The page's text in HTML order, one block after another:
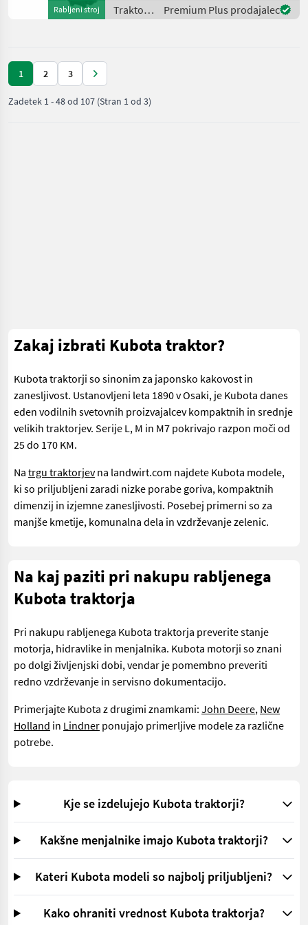
Rabljeni stroj
Diesel Moto
Traktor /
Kubota
Premium Plus prodajalec
1 2 3
Zadetek 1-48od 107 (Stran 1 od 3)
Zakaj izbrati Kubota traktor?
Kubota traktorji so sinonim za japonsko kakovost in
zanesljivost. Ustanovljeni leta 1890 v Osaki, je Kubota danes
eden vodilnih svetovnih proizvajalcev kompaktnih in srednje
velikih traktorjev. Serije L, M in M7 pokrivajo razpon moči od
25 do 170 KM.
Na trgu traktorjevna landwirt.com najdete Kubota modele,
ki so priljubljeni zaradi nizke porabe goriva, kompaktnih
dimenzij in izjemne zanesljivosti. Posebej primerni so za
manjše kmetije, komunalna dela in vzdrževanje zelenic.
Na kaj paziti pri nakupu rabljenega
Kubota traktorja
Pri nakupu rabljenega Kubota traktorja preverite stanje
motorja, hidravlike in menjalnika. Kubota motorji so znani
po dolgi življenjski dobi, vendar je pomembno preveriti
redno vzdrževanje in servisno dokumentacijo.
Primerjajte Kubota z drugimi znamkami: John Deere, New
Holland in Lindner ponujajo primerljive modele za različne
potrebe.
Kje se izdelujejo Kubota traktorji?
Kakšne menjalnike imajo Kubota traktorji?
Kateri Kubota modeli so najbolj priljubljeni?
Kako ohraniti vrednost Kubota traktorja?